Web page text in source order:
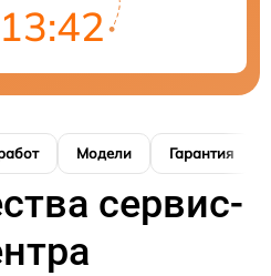
Модели Гарантия
сервис-